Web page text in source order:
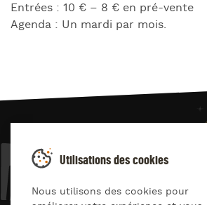
Entrées : 10 € – 8 € en pré-vente
Agenda : Un mardi par mois.
JAZZ4
Utilisations des cookies
Nous utilisons des cookies pour